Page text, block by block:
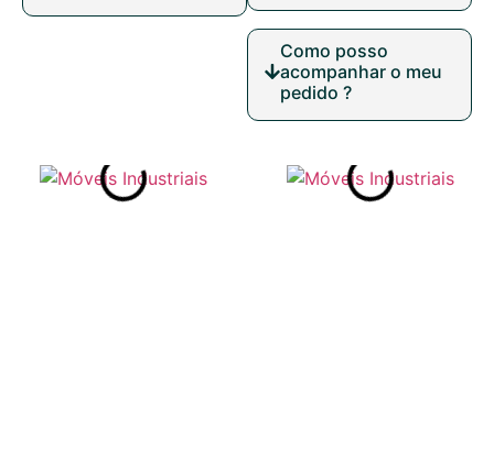
Como posso
acompanhar o meu
pedido ?